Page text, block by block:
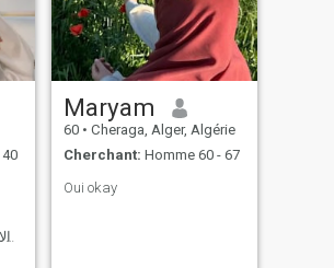
Maryam
60 • Cheraga, Alger, Algérie
Cherchant: Homme 60 - 67
Oui okay